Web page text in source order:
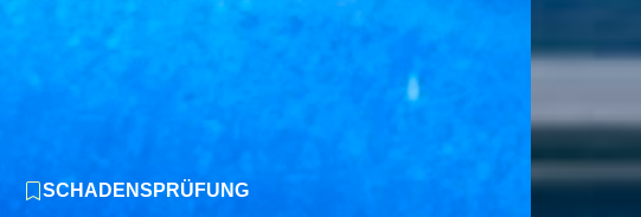
SCHADENSPRÜFUNG